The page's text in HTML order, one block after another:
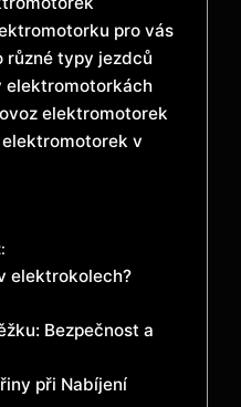
pro vás
různé typy jezdců
elektromotorkách
elektromotorek
v
elektrokolech?
Bezpečnost a
při Nabíjení